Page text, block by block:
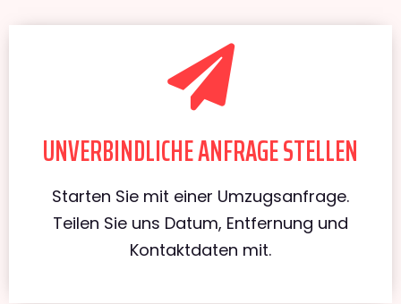
UNVERBINDLICHE ANFRAGE STELLEN
Starten Sie mit einer Umzugsanfrage.
Teilen Sie uns Datum, Entfernung und
Kontaktdaten mit.